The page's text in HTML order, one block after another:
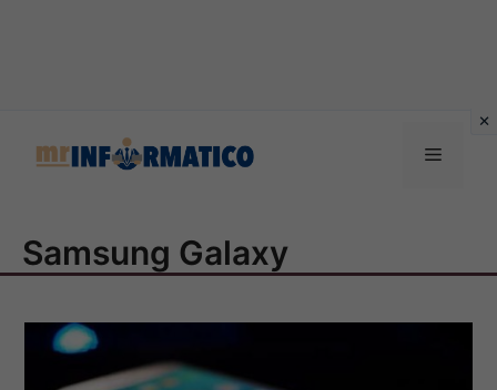
Menu
Samsung Galaxy